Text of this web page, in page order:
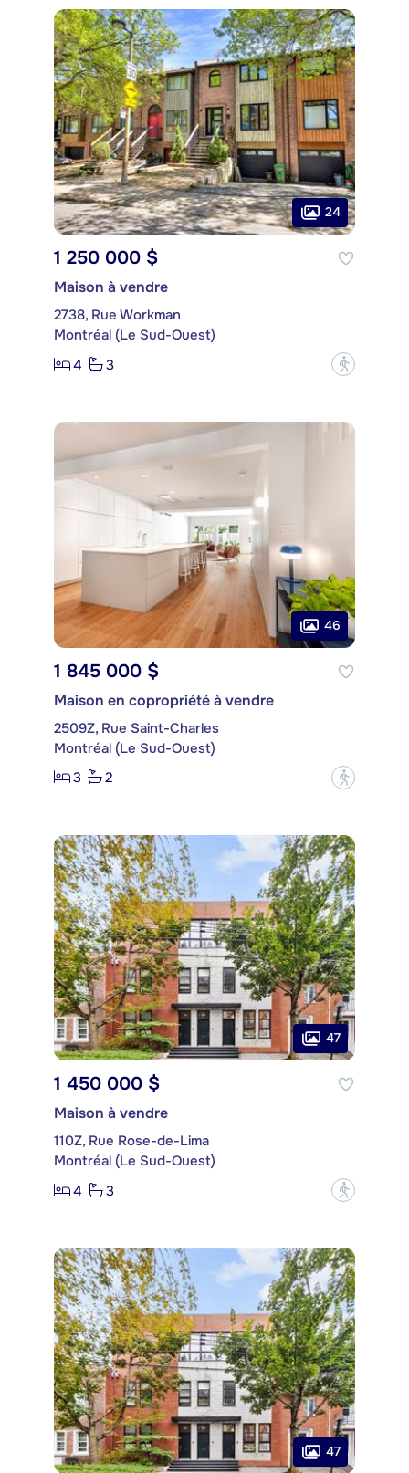
24
1 250 000 $
Maison à vendre
2738, Rue Workman
Montréal (Le Sud-Ouest)
4
3 ?
46
1 845 000 $
Maison en copropriété à vendre
2509Z, Rue Saint-Charles
Montréal (Le Sud-Ouest)
3
2 ?
47
1 450 000 $
Maison à vendre
110Z, Rue Rose-de-Lima
Montréal (Le Sud-Ouest)
4
3 ?
47